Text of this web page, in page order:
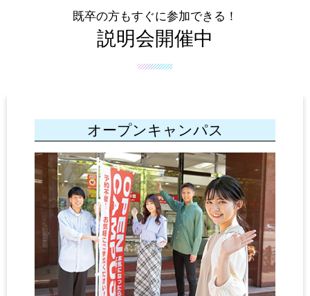
既卒の方もすぐに参加できる！
説明会開催中
オープンキャンパス